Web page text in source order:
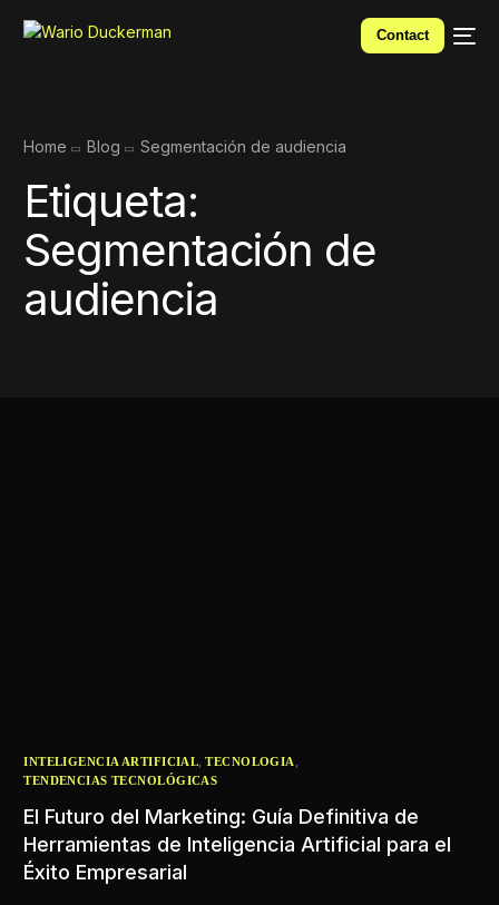
Contact
Home Blog Segmentación de audiencia
Etiqueta:
Segmentación de
audiencia
INTELIGENCIA ARTIFICIAL,TECNOLOGIA ,
TENDENCIAS TECNOLÓGICAS
El Futuro del Marketing: Guía Definitiva de
Herramientas de Inteligencia Artificial para el
Éxito Empresarial